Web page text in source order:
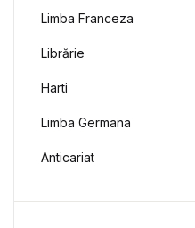
Limba Franceza
Librărie
Harti
Limba Germana
Anticariat